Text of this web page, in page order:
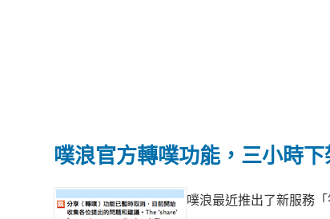
噗浪官方轉噗功能，三小時下
噗浪最近推出了新服務